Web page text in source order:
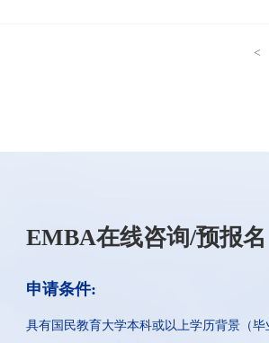
<
EMBA在线咨询/预报名
申请条件:
具有国民教育大学本科或以上学历背景（